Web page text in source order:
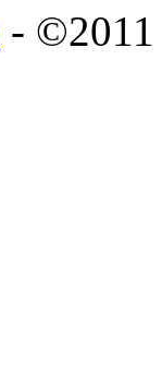
- ©2011